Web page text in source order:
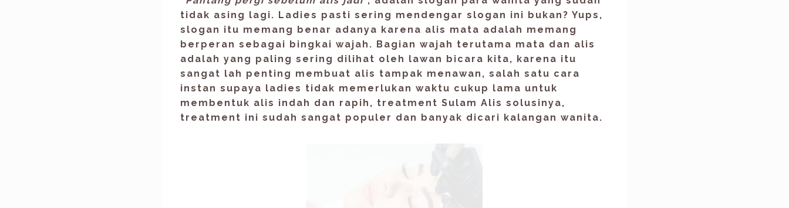
tidak asing lagi. Ladies pasti sering mendengar slogan ini bukan? Yups,
slogan itu memang benar adanya karena alis mata adalah memang
berperan sebagai bingkai wajah. Bagian wajah terutama mata dan alis
adalah yang paling sering dilihat oleh lawan bicara kita, karena itu
sangat lah penting membuat alis tampak menawan, salah satu cara
instan supaya ladies tidak memerlukan waktu cukup lama untuk
membentuk alis indah dan rapih, treatment Sulam Alis solusinya,
treatment ini sudah sangat populer dan banyak dicari kalangan wanita.